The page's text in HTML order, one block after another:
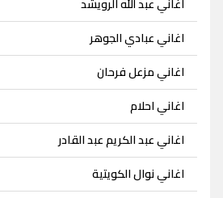
اغاني عبادي الجوهر
اغاني مزعل فرحان
اغاني احلام
اغاني عبد الكريم عبد القادر
اغاني نوال الكويتية